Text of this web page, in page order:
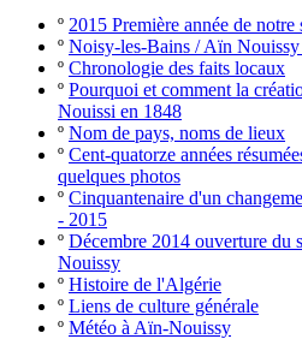
º 2015 Première année de
º Noisy-les-Bains / Aïn Nouissy
º Chronologie des faits locaux
º Pourquoi et comment la
Nouissi en 1848
º Nom de pays, noms de lieux
º Cent-quatorze années
quelques photos
º Cinquantenaire d'un
- 2015
º Décembre 2014 ouverture du
Nouissy
º Histoire de l'Algérie
º Liens de culture générale
º Météo à Aïn-Nouissy